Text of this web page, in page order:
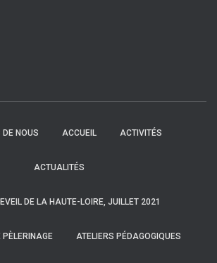
NOUS ACCUEIL ACTIVITÉS
ACTUALITÉS
DE LA HAUTE-LOIRE, JUILLET 2021
PÈLERINAGE ATELIERS PÉDAGOGIQUES